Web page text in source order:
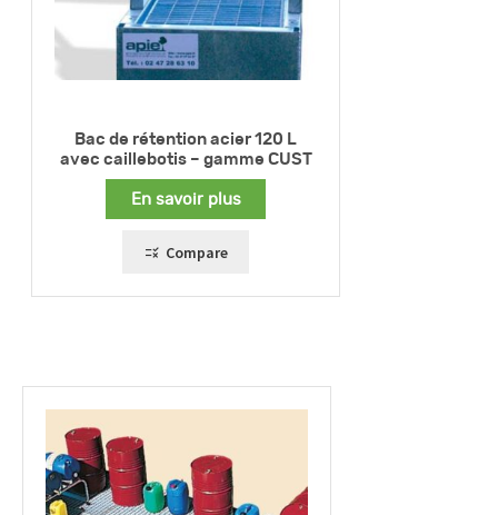
Bac de rétention acier 120 L
avec caillebotis – gamme CUST
En savoir plus
Compare